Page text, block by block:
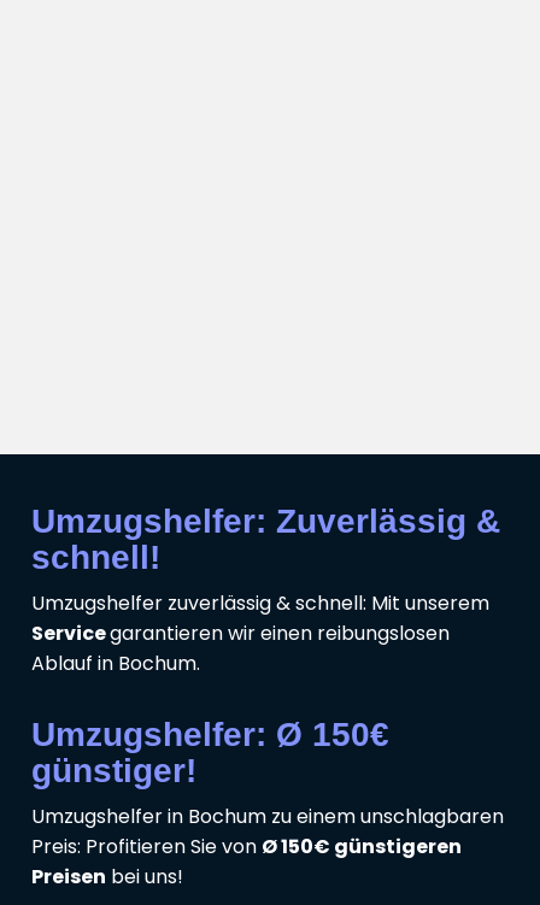
Umzugshelfer: Zuverlässig &
schnell!
Umzugshelfer zuverlässig & schnell: Mit unserem
Servicegarantieren wir einen reibungslosen
Ablauf in Bochum.
Umzugshelfer: Ø 150€
günstiger!
Umzugshelfer in Bochum zu einem unschlagbaren
Preis: Profitieren Sie von Ø 150€ günstigeren
Preisen bei uns!